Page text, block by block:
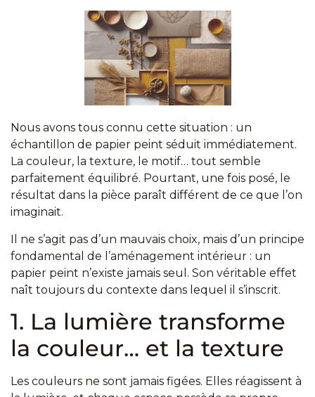
Nous avons tous connu cette situation : un
échantillon de papier peint séduit immédiatement.
La couleur, la texture, le motif… tout semble
parfaitement équilibré. Pourtant, une fois posé, le
résultat dans la pièce paraît différent de ce que l’on
imaginait.
Il ne s’agit pas d’un mauvais choix, mais d’un principe
fondamental de l’aménagement intérieur : un
papier peint n’existe jamais seul. Son véritable effet
naît toujours du contexte dans lequel il s’inscrit.
1. La lumière transforme
la couleur… et la texture
Les couleurs ne sont jamais figées. Elles réagissent à